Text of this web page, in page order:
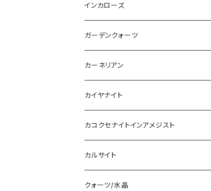
インカローズ
ガーデンクォーツ
カーネリアン
カイヤナイト
カコクセナイトインアメジスト
カルサイト
クォーツ/水晶